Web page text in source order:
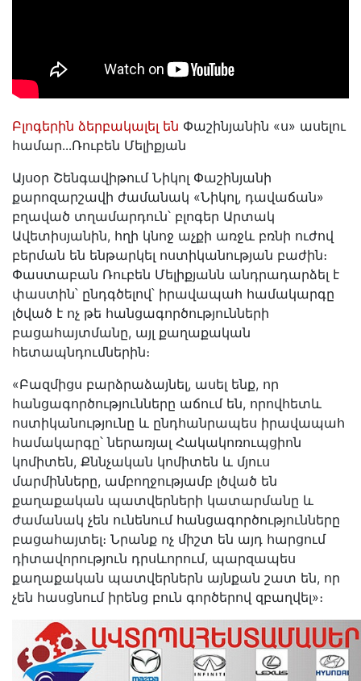
Բլոգերին ձերբակալել են Փաշինյանին «ս» ասելու
համար․․․Ռուբեն Մելիքյան
Այսօր Շենգավիթում Նիկոլ Փաշինյանի
քարոզարշավի ժամանակ «Նիկոլ, դավաճան»
բղաված տղամարդուն՝ բլոգեր Արտակ
Ավետիսյանին, հղի կնոջ աչքի առջև բռնի ուժով
բերման են ենթարկել ոստիկանության բաժին։
Փաստաբան Ռուբեն Մելիքյանն անդրադարձել է
փաստին՝ ընդգծելով՝ իրավապահ համակարգը
լծված է ոչ թե հանցագործությունների
բացահայտմանը, այլ քաղաքական
հետապնդումներին։
«Բազմիցս բարձրաձայնել, ասել ենք, որ
հանցագործությունները աճում են, որովհետև
ոստիկանությունը և ընդհանրապես իրավապահ
համակարգը՝ ներառյալ Հակակոռուպցիոն
կոմիտեն, Քննչական կոմիտեն և մյուս
մարմինները, ամբողջությամբ լծված են
քաղաքական պատվերների կատարմանը և
ժամանակ չեն ունենում հանցագործությունները
բացահայտել։ Նրանք ոչ միշտ են այդ հարցում
դիտավորություն դրսևորում, պարզապես
քաղաքական պատվերներն այնքան շատ են, որ
չեն հասցնում իրենց բուն գործերով զբաղվել»։